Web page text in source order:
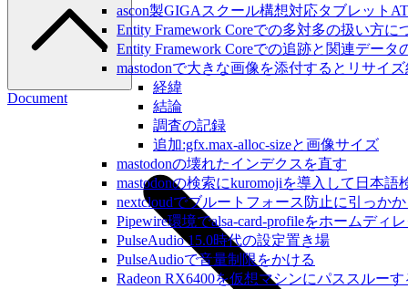
ascon製GIGAスクール構想対応タブレット
Entity Framework Coreでの多対多の扱い方に
Entity Framework Coreでの追跡と関連デー
mastodonで大きな画像を添付するとリサイ
経緯
結論
調査の記録
追加:gfx.max-alloc-sizeと画像サイズ
mastodonの壊れたインデクスを直す
mastodonの検索にkuromojiを導入して日本語
nextcloudでブルートフォース防止に引っか
Pipewire環境でalsa-card-profileをホームディ
PulseAudio 15.0時代の設定置き場
PulseAudioで音量制限をかける
Radeon RX6400を仮想マシンにパススルーす
Document